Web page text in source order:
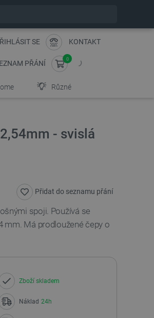
SE KONTAKT
PŘÁNÍ
0
Různé
- svislá
Přidat do seznamu přání
spoji. Používá se
mm. Má prodloužené čepy o
Zboží skladem
Náklad 24h